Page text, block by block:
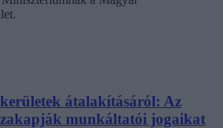
átalakításáról: Az
munkáltatói jogaikat